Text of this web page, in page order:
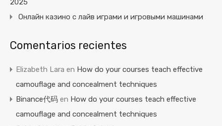
2025
Онлайн казино с лайв играми и игровыми машинами
Comentarios recientes
Elizabeth Lara en How do your courses teach effective
camouflage and concealment techniques
Binance代码 en How do your courses teach effective
camouflage and concealment techniques